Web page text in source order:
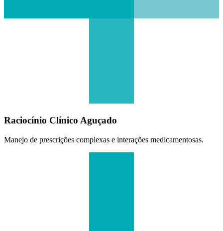
Raciocínio Clínico Aguçado
Manejo de prescrições complexas e interações medicamentosas.